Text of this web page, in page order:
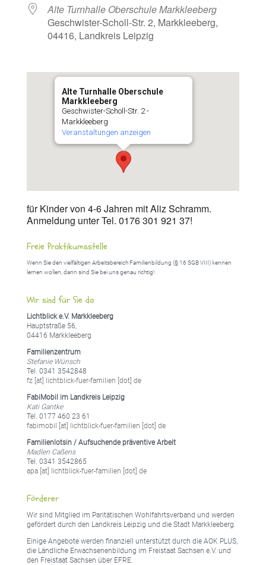
Alte Turnhalle Oberschule Markkleeberg
Geschwister-Scholl-Str. 2, Markkleeberg,
04416, Landkreis Leipzig
Alte Turnhalle Oberschule
Markkleeberg
Geschwister-Scholl-Str. 2 -
Markkleeberg
Veranstaltungen anzeigen
für Kinder von 4-6 Jahren mit Aliz Schramm.
Anmeldung unter Tel. 0176 301 921 37!
Freie Praktikumsstelle
Wenn Sie den vielfältigen Arbeitsbereich Familienbildung (§ 16 SGB VIII) kennen
lernen wollen, dann sind Sie bei uns genau richtig!
Wir sind für Sie da
Lichtblick e.V. Markkleeberg
Hauptstraße 56,
04416 Markkleeberg
Familienzentrum
Stefanie Wünsch
Tel. 0341 3542848
fz [at] lichtblick-fuer-familien [dot] de
FabiMobil im Landkreis Leipzig
Kati Gantke
Tel. 0177 460 23 61
fabimobil [at] lichtblick-fuer-familien [dot] de
Familienlotsin / Aufsuchende präventive Arbeit
Madlen Caßens
Tel. 0341 3542865
apa [at] lichtblick-fuer-familien [dot] de
Förderer
Wir sind Mitglied im Paritätischen Wohlfahrtsverband und werden
gefördert durch den Landkreis Leipzig und die Stadt Markkleeberg.
Einige Angebote werden finanziell unterstützt durch die AOK PLUS,
die Ländliche Erwachsenenbildung im Freistaat Sachsen e.V. und
den Freistaat Sachsen über EFRE.